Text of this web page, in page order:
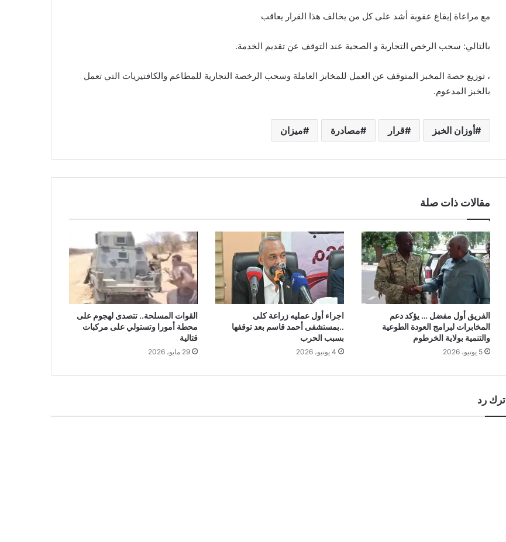
مع مراعاة إيقاع عقوبة أشد على كل من يخالف هذا القرار يعاقب
بالتالي: سحب الرخص التجارية و الصحية عند التوقف عن تقديم الخدمة.
، توزيع حصة المخبز المتوقف عن العمل للمخابز العاملة وسحب الرخصة التجارية للمطاعم والكافتيريات التي تعمل
بالخبز المدعوم.
أوزان الخبز قرار مصادرة ميزان
مقالات ذات صلة
الفريق أول مفضل … يؤكد دعم
المخابرات لبرامج العودة الطوعية
والتنمية بولاية الخرطوم
5 يونيو، 2026
اجراء أول عمليه زراعة كلى
..بمستشفى أحمد قاسم بعد توقفها
بسبب الحرب
4 يونيو، 2026
القوات المسلحة.. تتصدى لهجوم على
محطة أمورا وتستولي على مركبات
قتالية
29 مايو، 2026
اترك رد